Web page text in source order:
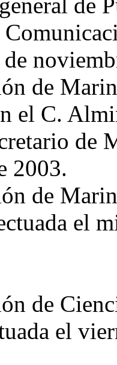
de
el C.
de
2003.
de
el
de
el